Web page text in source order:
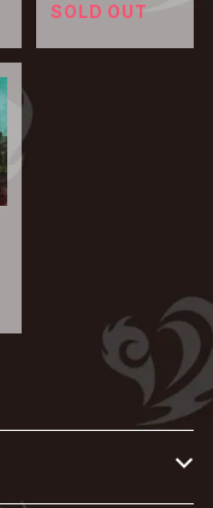
SOLD OUT